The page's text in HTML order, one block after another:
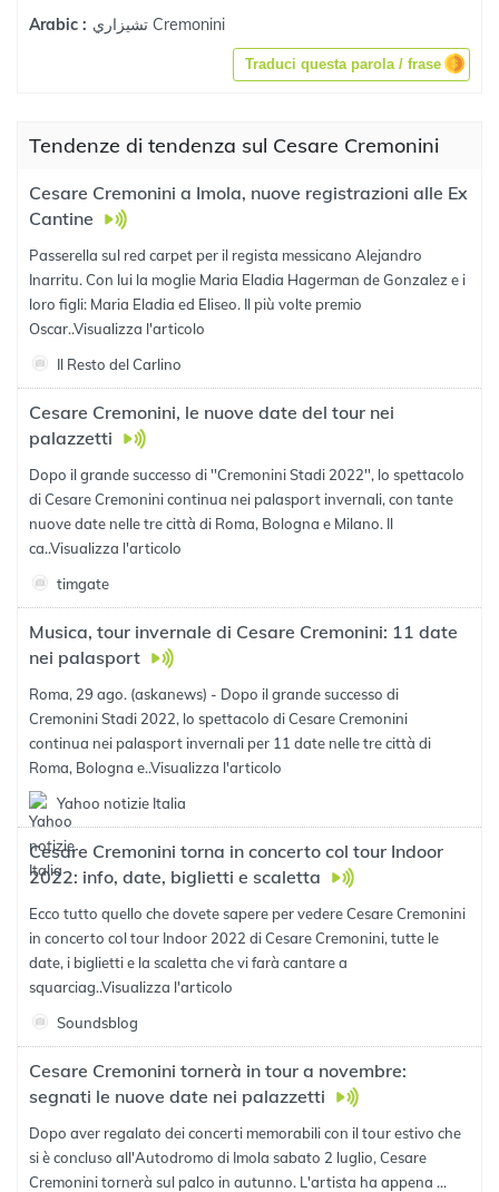
Arabic :
تشيزاري Cremonini
Traduci questa parola / frase
Tendenze di tendenza sul Cesare Cremonini
Cesare Cremonini a Imola, nuove registrazioni alle Ex
Cantine
Passerella sul red carpet per il regista messicano Alejandro
Inarritu. Con lui la moglie Mari­a Eladia Hagerman de Gonzalez e i
loro figli: Maria Eladia ed Eliseo. Il più volte premio
Oscar..Visualizza l'articolo
Il Resto del Carlino
Cesare Cremonini, le nuove date del tour nei
palazzetti
Dopo il grande successo di ''Cremonini Stadi 2022'', lo spettacolo
di Cesare Cremonini continua nei palasport invernali, con tante
nuove date nelle tre città di Roma, Bologna e Milano. Il
ca..Visualizza l'articolo
timgate
Musica, tour invernale di Cesare Cremonini: 11 date
nei palasport
Roma, 29 ago. (askanews) - Dopo il grande successo di
Cremonini Stadi 2022, lo spettacolo di Cesare Cremonini
continua nei palasport invernali per 11 date nelle tre città di
Roma, Bologna e..Visualizza l'articolo
Yahoo notizie Italia
Cesare Cremonini torna in concerto col tour Indoor
2022: info, date, biglietti e scaletta
Ecco tutto quello che dovete sapere per vedere Cesare Cremonini
in concerto col tour Indoor 2022 di Cesare Cremonini, tutte le
date, i biglietti e la scaletta che vi farà cantare a
squarciag..Visualizza l'articolo
Soundsblog
Cesare Cremonini tornerà in tour a novembre:
segnati le nuove date nei palazzetti
Dopo aver regalato dei concerti memorabili con il tour estivo che
si è concluso all'Autodromo di Imola sabato 2 luglio, Cesare
Cremonini tornerà sul palco in autunno. L'artista ha appena ...